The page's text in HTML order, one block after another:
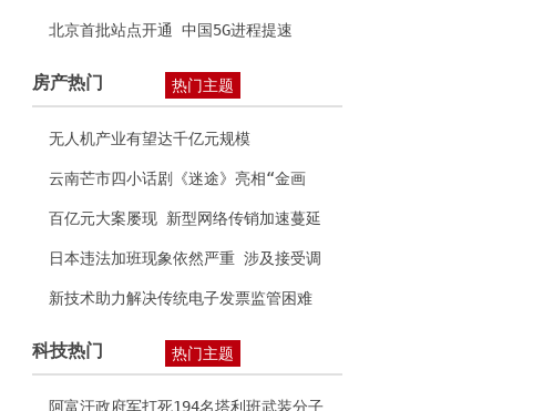
在
北京首批站点开通 中国5G进程提速
房产热门 热门主题
无人机产业有望达千亿元规模
云南芒市四小话剧《迷途》亮相“金画
眉”全国儿童戏剧教育成果展获好评
百亿元大案屡现 新型网络传销加速蔓延
日本违法加班现象依然严重 涉及接受调
查的半数单位
新技术助力解决传统电子发票监管困难
等问题
科技热门 热门主题
阿富汗政府军打死194名塔利班武装分子